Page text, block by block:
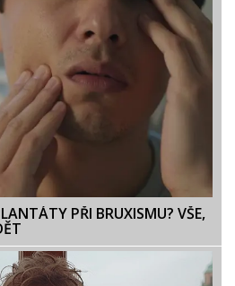
PŘI BRUXISMU? VŠE,